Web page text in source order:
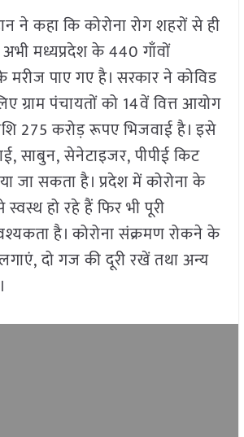
ने कहा कि कोरोना रोग शहरों से ही
अभी मध्यप्रदेश के 440 गाँवों
मरीज पाए गए है। सरकार ने कोविड
ग्राम पंचायतों को 14वें वित्त आयोग
275 करोड़ रूपए भिजवाई है। इसे
साबुन, सेनेटाइजर, पीपीई किट
जा सकता है। प्रदेश में कोरोना के
स्वस्थ हो रहे हैं फिर भी पूरी
है। कोरोना संक्रमण रोकने के
दो गज की दूरी रखें तथा अन्य